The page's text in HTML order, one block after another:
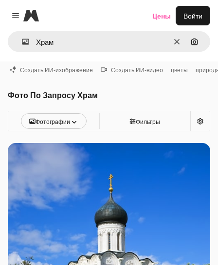
Close menu
Magnific
ОчиститьПоиск
Цены Войти
Создать ИИ-изображение Создать ИИ-видео цветы
Фото По Запросу Храм
Фотографии Фильтры